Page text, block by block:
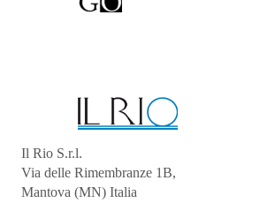
Il Rio S.r.l.
Via delle Rimembranze 1B,
Mantova (MN) Italia